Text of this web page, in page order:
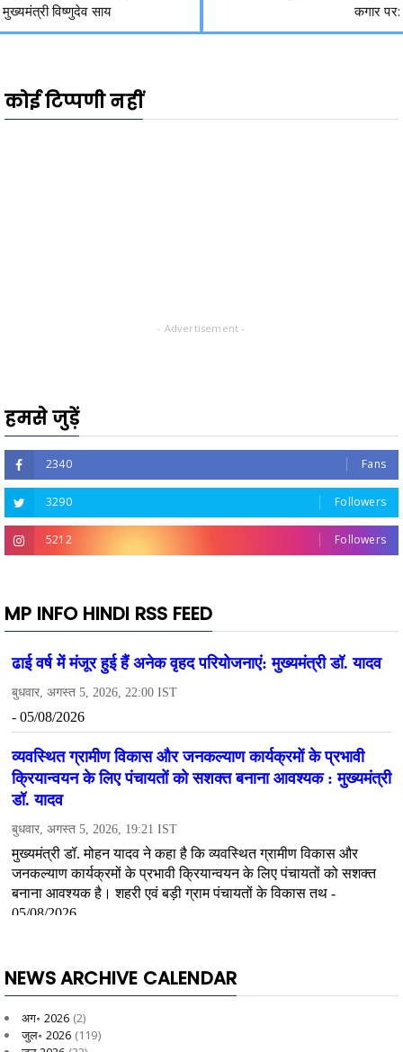
मुख्यमंत्री विष्णुदेव साय
कगार पर:
कोई टिप्पणी नहीं
- Advertisement -
हमसे जुड़ें
2340 Fans
3290 Followers
5212 Followers
MP INFO HINDI RSS FEED
NEWS ARCHIVE CALENDAR
अग॰ 2026 (2)
जुल॰ 2026 (119)